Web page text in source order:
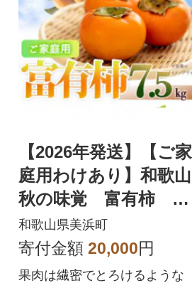
【2026年発送】【ご家
庭用わけあり】和歌山
秋の味覚 富有柿 約
7.5kg【美浜町】
和歌山県美浜町
寄付金額 20,000円
果肉は繊密でとろけるような